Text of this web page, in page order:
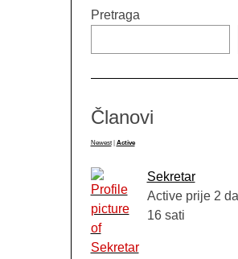
Pretraga
Članovi
Newest Active
Sekretar
Active prije 2
16 sati